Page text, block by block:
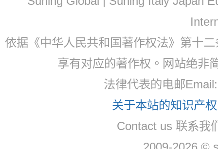
依据《中华人民共和国著作权法》第十
享有对应的著作权。网站绝非
法律代表的电邮
关于本站的知识产
Contact us 联系我